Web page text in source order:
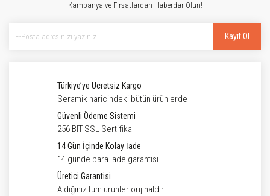
Kampanya ve Fırsatlardan Haberdar Olun!
Kayıt Ol
Türkiye’ye Ücretsiz Kargo
Seramik haricindeki bütün ürünlerde
Güvenli Ödeme Sistemi
256 BIT SSL Sertifika
14 Gün İçinde Kolay İade
14 günde para iade garantisi
Üretici Garantisi
Aldığınız tüm ürünler orijinaldir